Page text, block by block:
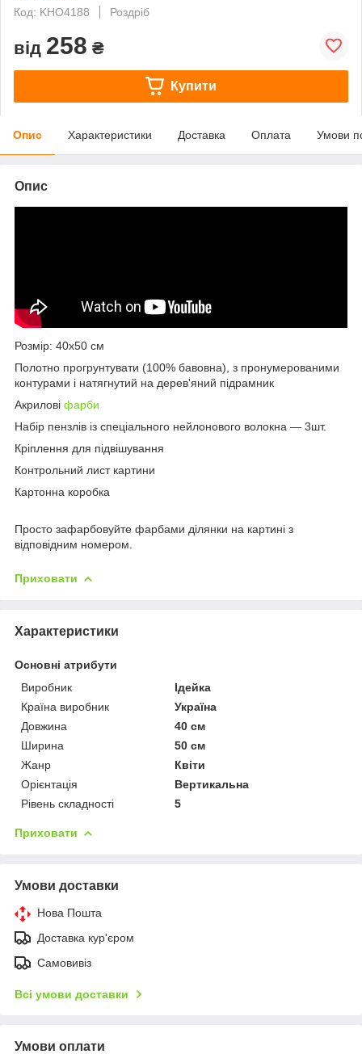
Код: KHO4188
Роздріб
від 258 ₴
Купити
Опис Характеристики Доставка Оплата Умови
Опис
Розмір: 40х50 см
Полотно прогрунтувати (100% бавовна), з пронумерованими
контурами і натягнутий на дерев'яний підрамник
Акрилові фарби
Набір пензлів із спеціального нейлонового волокна ― 3шт.
Кріплення для підвішування
Контрольний лист картини
Картонна коробка
Просто зафарбовуйте фарбами ділянки на картині з
відповідним номером.
Приховати
Характеристики
Основні атрибути
Виробник
Ідейка
Країна виробник
Україна
Довжина
40 см
Ширина
50 см
Жанр
Квіти
Орієнтація
Вертикальна
Рівень складності
5
Приховати
Умови доставки
Нова Пошта
Доставка кур'єром
Самовивіз
Всі умови доставки
Умови оплати